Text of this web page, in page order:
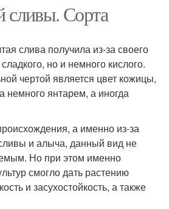
сливы. Сорта
слива получила из-за своего
но и немного кислого.
чертой является цвет кожицы,
немного янтарем, а иногда
а именно из-за
и алыча, данный вид не
Но при этом именно
смогло дать растению
и засухостойкость, а также